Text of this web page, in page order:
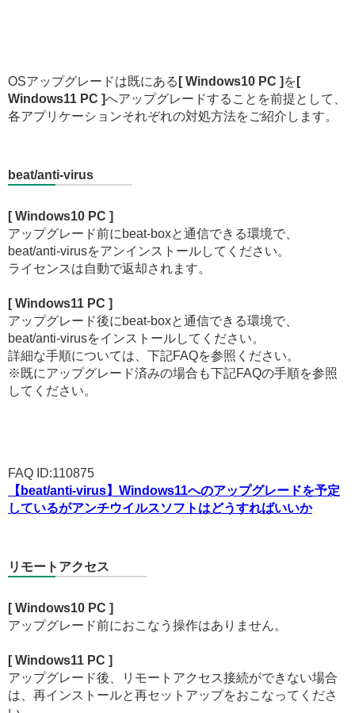
OSアップグレードは既にある [ Windows10 PC ] を [
Windows11 PC ]へアップグレードすることを前提として、
各アプリケーションそれぞれの対処方法をご紹介します。
beat/anti-virus
[ Windows10 PC ]
アップグレード前にbeat-boxと通信できる環境で、
beat/anti-virusをアンインストールしてください。
ライセンスは自動で返却されます。
[ Windows11 PC ]
アップグレード後にbeat-boxと通信できる環境で、
beat/anti-virusをインストールしてください。
詳細な手順については、下記FAQを参照ください。
※既にアップグレード済みの場合も下記FAQの手順を参照
してください。
FAQ ID:110875
【beat/anti-virus】Windows11へのアップグレードを予定
しているがアンチウイルスソフトはどうすればいいか
リモートアクセス
[ Windows10 PC ]
アップグレード前におこなう操作はありません。
[ Windows11 PC ]
アップグレード後、リモートアクセス接続ができない場合
は、再インストールと再セットアップをおこなってくださ